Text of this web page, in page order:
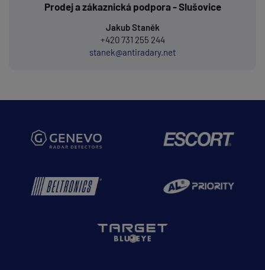
Prodej a zákaznická podpora - Slušovice
Jakub Staněk
+420 731 255 244
stanek@antiradary.net